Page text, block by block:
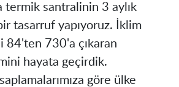
termik santralinin 3 aylık
tasarruf yapıyoruz. İklim
84'ten 730'a çıkaran
hayata geçirdik.
göre ülke